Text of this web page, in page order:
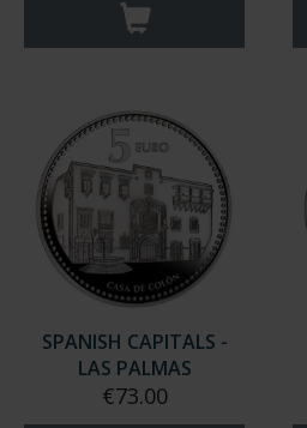
SPANISH CAPITALS -
LAS PALMAS
€73.00